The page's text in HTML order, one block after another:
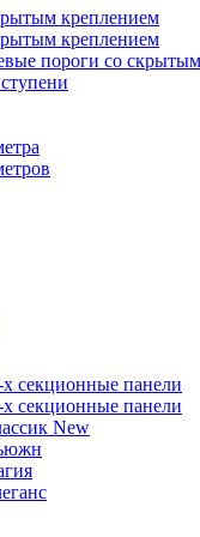
креплением
креплением
пороги со
панели
панели
New